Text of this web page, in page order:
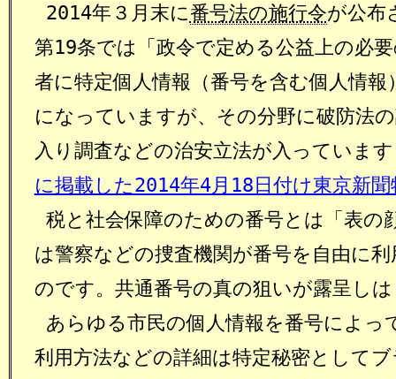
2014年３月末に 番号法の施行令が公布
第19条では「政令で定める公益上の必
者に特定個人情報（番号を含む個人情
になっていますが、その分野に破防法
入り調査などの治安立法が入っていま
に掲載した2014年4月18日付け東京新聞
税と社会保障のための番号とは「表の
は警察などの捜査機関が番号を自由に
のです。共通番号の真の狙いが露呈し
あらゆる市民の個人情報を番号によっ
利用方法などの詳細は特定秘密として